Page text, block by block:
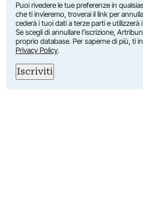
Puoi rivedere le tue preferenze in
che ti invieremo, troverai il link per
cederà i tuoi dati a terze parti e
Se scegli di annullare l’iscrizione,
proprio database. Per saperne di più, ti
Privacy Policy.
Iscriviti